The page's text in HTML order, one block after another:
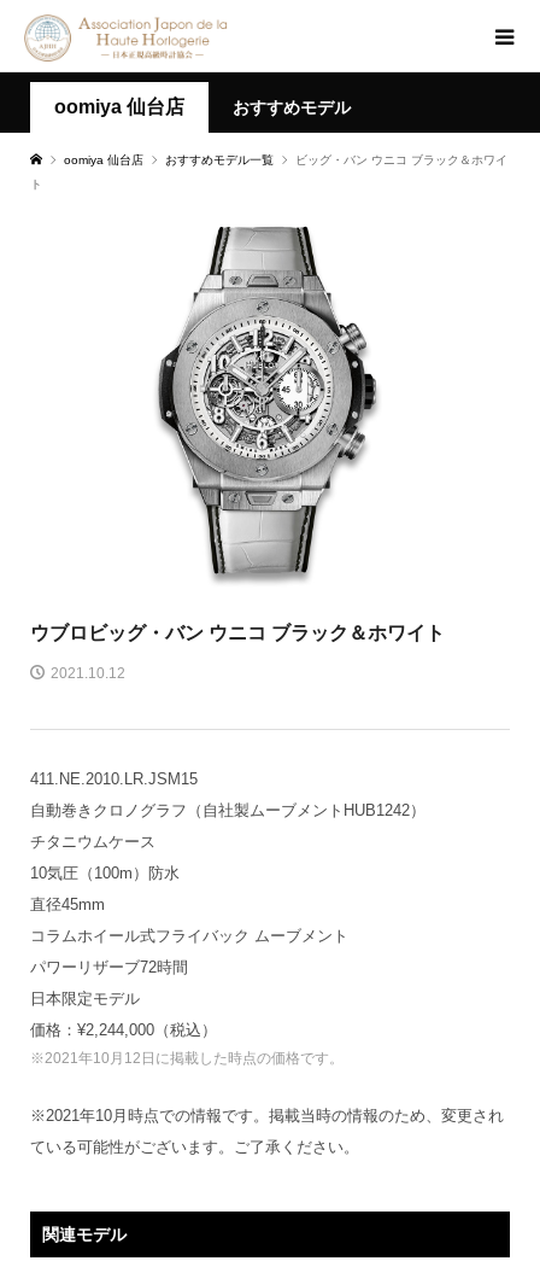
oomiya 仙台店 おすすめモデル
oomiya 仙台店 おすすめモデル一覧
ビッグ・バン ウニコ ブラック＆ホワイ
ト
ウブロ ビッグ・バン ウニコ ブラック＆ホワイト
2021.10.12
411.NE.2010.LR.JSM15
自動巻きクロノグラフ（自社製ムーブメントHUB1242）
チタニウムケース
10気圧（100m）防水
直径45mm
コラムホイール式フライバック ムーブメント
パワーリザーブ72時間
日本限定モデル
価格：¥2,244,000（税込）
※2021年10月12日に掲載した時点の価格です。
※2021年10月時点での情報です。掲載当時の情報のため、変更され
ている可能性がございます。ご了承ください。
関連モデル